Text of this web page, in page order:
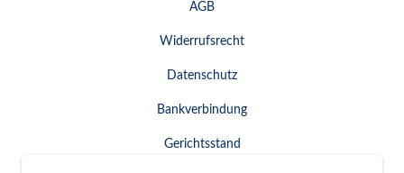
AGB
Widerrufsrecht
Datenschutz
Bankverbindung
Gerichtsstand